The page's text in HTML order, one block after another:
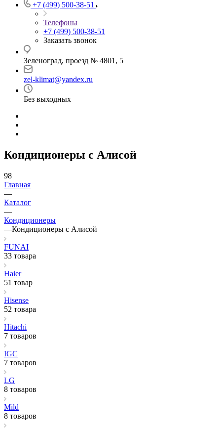
+7 (499) 500-38-51
Телефоны
+7 (499) 500-38-51
Заказать звонок
Зеленоград, проезд № 4801, 5
zel-klimat@yandex.ru
Без выходных
Кондиционеры с Алисой
98
Главная
—
Каталог
—
Кондиционеры
—Кондиционеры с Алисой
FUNAI
33 товара
Haier
51 товар
Hisense
52 товара
Hitachi
7 товаров
IGC
7 товаров
LG
8 товаров
Mild
8 товаров